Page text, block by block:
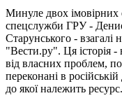
Минуле двох імовірних
спецслужби ГРУ -
Старунського - взагалі
"Вести.ру". Ця історія -
від власних проблем,
переконані в
до якої належить ресурс.